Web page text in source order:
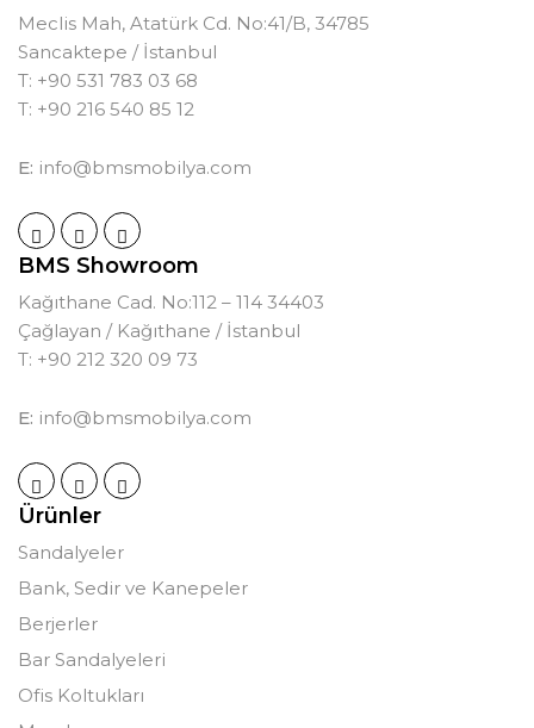
Meclis Mah, Atatürk Cd. No:41/B, 34785
Sancaktepe / İstanbul
T: +90 531 783 03 68
T: +90 216 540 85 12
E: info@bmsmobilya.com
BMS Showroom
Kağıthane Cad. No:112 – 114 34403
Çağlayan / Kağıthane / İstanbul
T: +90 212 320 09 73
E: info@bmsmobilya.com
Ürünler
Sandalyeler
Bank, Sedir ve Kanepeler
Berjerler
Bar Sandalyeleri
Ofis Koltukları